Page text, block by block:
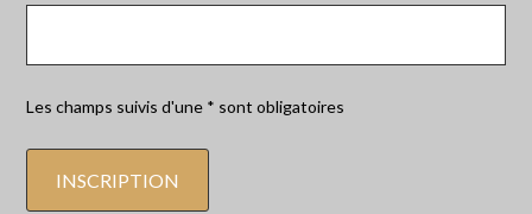
Les champs suivis d'une * sont obligatoires